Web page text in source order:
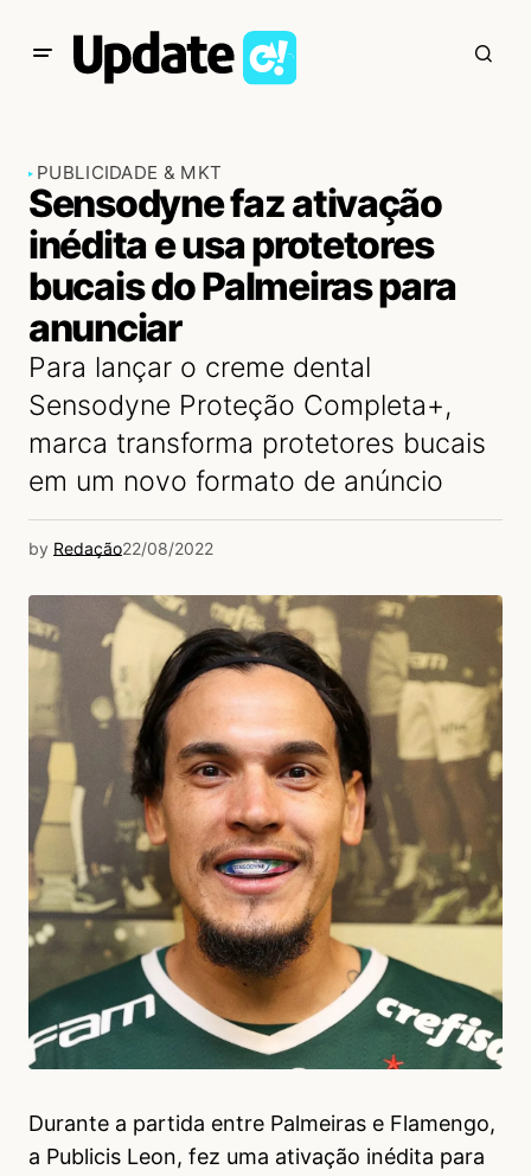
PUBLICIDADE & MKT
Sensodyne faz ativação
inédita e usa protetores
bucais do Palmeiras para
anunciar
Para lançar o creme dental
Sensodyne Proteção Completa+,
marca transforma protetores bucais
em um novo formato de anúncio
by Redação22/08/2022
Durante a partida entre Palmeiras e Flamengo,
a Publicis Leon, fez uma ativação inédita para